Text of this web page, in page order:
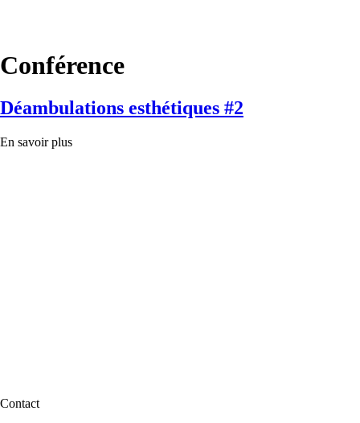
Conférence
Déambulations esthétiques #2
En savoir plus
Contact